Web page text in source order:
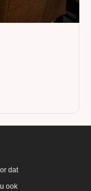
dat
ook